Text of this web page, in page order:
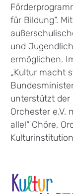
für Bildung“.
und
ermöglichen.
„Kultur macht
unterstützt der
Orchester e.V.
alle!“ Chöre,